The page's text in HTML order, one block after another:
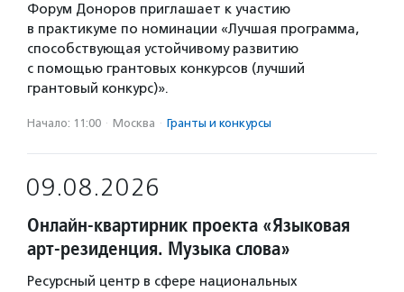
Форум Доноров приглашает к участию
в практикуме по номинации «Лучшая программа,
способствующая устойчивому развитию
с помощью грантовых конкурсов (лучший
грантовый конкурс)».
Начало: 11:00 · Москва · Гранты и конкурсы
09.08.2026
Онлайн-квартирник проекта «Языковая
арт-резиденция. Музыка слова»
Ресурсный центр в сфере национальных